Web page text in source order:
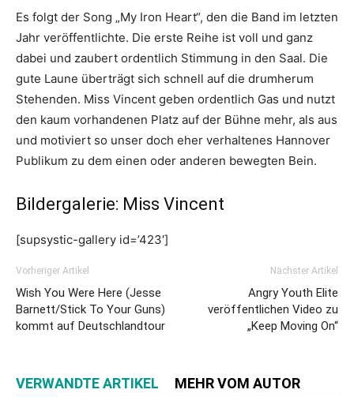
Es folgt der Song „My Iron Heart“, den die Band im letzten
Jahr veröffentlichte. Die erste Reihe ist voll und ganz
dabei und zaubert ordentlich Stimmung in den Saal. Die
gute Laune überträgt sich schnell auf die drumherum
Stehenden. Miss Vincent geben ordentlich Gas und nutzt
den kaum vorhandenen Platz auf der Bühne mehr, als aus
und motiviert so unser doch eher verhaltenes Hannover
Publikum zu dem einen oder anderen bewegten Bein.
Bildergalerie: Miss Vincent
[supsystic-gallery id=’423′]
Vorheriger Artikel
Wish You Were Here (Jesse
Barnett/Stick To Your Guns)
kommt auf Deutschlandtour
Nächster Artikel
Angry Youth Elite
veröffentlichen Video zu
„Keep Moving On“
VERWANDTE ARTIKEL MEHR VOM AUTOR